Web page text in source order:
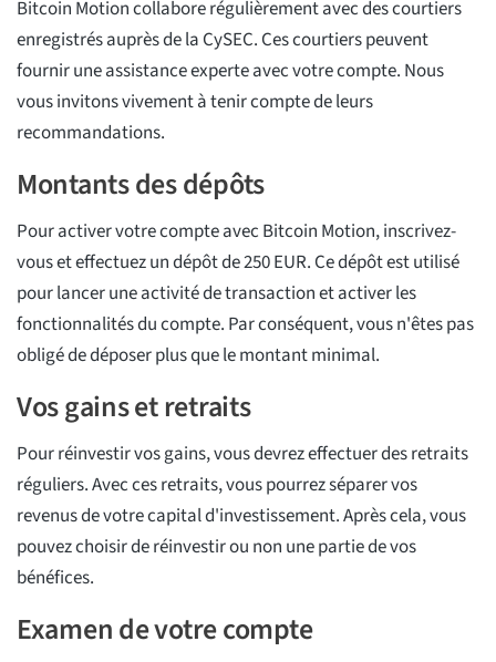
Bitcoin Motion collabore régulièrement avec des courtiers
enregistrés auprès de la CySEC. Ces courtiers peuvent
fournir une assistance experte avec votre compte. Nous
vous invitons vivement à tenir compte de leurs
recommandations.
Montants des dépôts
Pour activer votre compte avec Bitcoin Motion, inscrivez-
vous et effectuez un dépôt de 250 EUR. Ce dépôt est utilisé
pour lancer une activité de transaction et activer les
fonctionnalités du compte. Par conséquent, vous n'êtes pas
obligé de déposer plus que le montant minimal.
Vos gains et retraits
Pour réinvestir vos gains, vous devrez effectuer des retraits
réguliers. Avec ces retraits, vous pourrez séparer vos
revenus de votre capital d'investissement. Après cela, vous
pouvez choisir de réinvestir ou non une partie de vos
bénéfices.
Examen de votre compte